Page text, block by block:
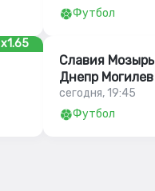
Футбол
x1.65
Славия
Днепр Могилев
сегодня, 19:45
Футбол